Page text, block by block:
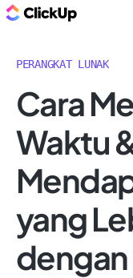
PERANGKAT LUNAK
Cara
Waktu
yang